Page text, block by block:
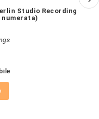
Studio Recording
numerata)